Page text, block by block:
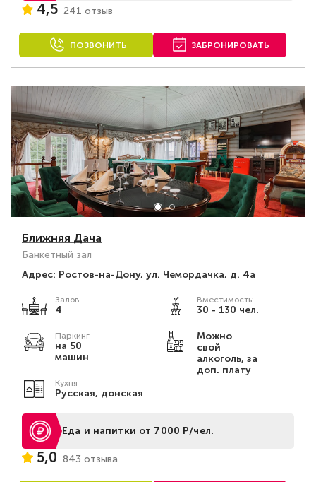
4,5 241 отзыв
ПОЗВОНИТЬ ЗАБРОНИРОВАТЬ
Ближняя Дача
Банкетный зал
Адрес: Ростов-на-Дону, ул. Чемордачка, д. 4а
Залов
4
Вместимость:
30 - 130 чел.
Паркинг
на 50
машин
Можно
свой
алкоголь, за
доп. плату
Кухня
Русская, донская
Еда и напитки от 7000 Р/чел.
5,0 843 отзыва